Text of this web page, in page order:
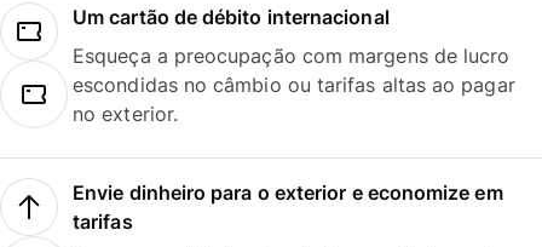
Um cartão de débito internacional
Esqueça a preocupação com margens de lucro
escondidas no câmbio ou tarifas altas ao pagar
no exterior.
Envie dinheiro para o exterior e economize em
tarifas